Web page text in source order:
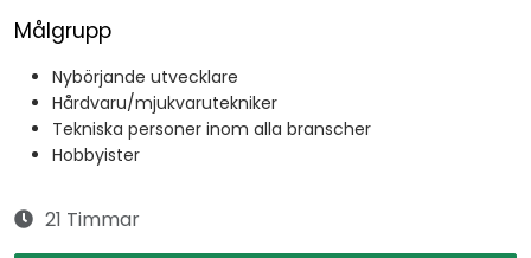
Målgrupp
Nybörjande utvecklare
Hårdvaru/mjukvarutekniker
Tekniska personer inom alla branscher
Hobbyister
21 Timmar